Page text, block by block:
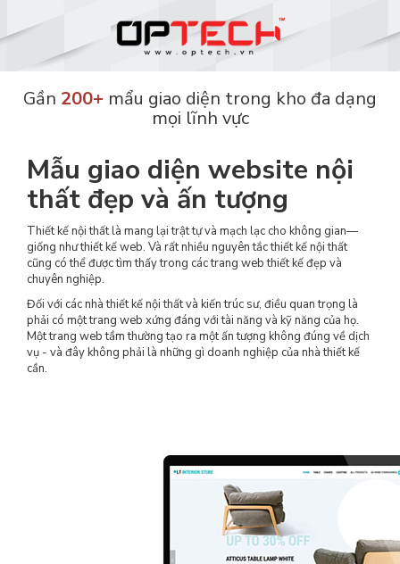
Gần 200+ mẩu giao diện trong kho đa dạng
mọi lĩnh vực
Mẫu giao diện website nội
thất đẹp và ấn tượng
Thiết kế nội thất là mang lại trật tự và mạch lạc cho không gian—
giống như thiết kế web. Và rất nhiều nguyên tắc thiết kế nội thất
cũng có thể được tìm thấy trong các trang web thiết kế đẹp và
chuyên nghiệp.
Đối với các nhà thiết kế nội thất và kiến ​​trúc sư, điều quan trọng là
phải có một trang web xứng đáng với tài năng và kỹ năng của họ.
Một trang web tầm thường tạo ra một ấn tượng không đúng về dịch
vụ - và đây không phải là những gì doanh nghiệp của nhà thiết kế
cần.